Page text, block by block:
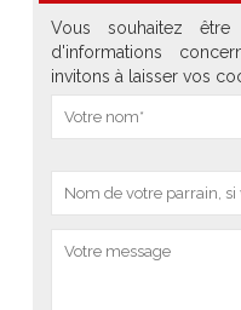
Vous souhaitez
d'informations
invitons à laisser vos